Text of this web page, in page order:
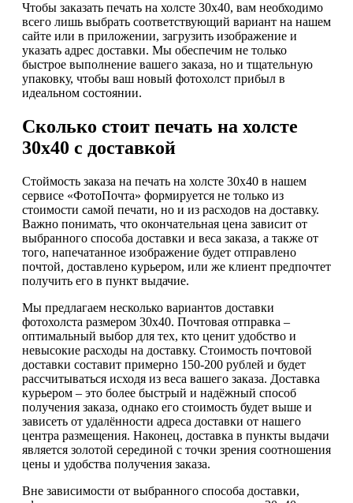
Чтобы заказать печать на холсте 30х40, вам необходимо
всего лишь выбрать соответствующий вариант на нашем
сайте или в приложении, загрузить изображение и
указать адрес доставки. Мы обеспечим не только
быстрое выполнение вашего заказа, но и тщательную
упаковку, чтобы ваш новый фотохолст прибыл в
идеальном состоянии.
Сколько стоит печать на холсте
30х40 с доставкой
Стоймость заказа на печать на холсте 30х40 в нашем
сервисе «ФотоПочта» формируется не только из
стоимости самой печати, но и из расходов на доставку.
Важно понимать, что окончательная цена зависит от
выбранного способа доставки и веса заказа, а также от
того, напечатанное изображение будет отправлено
почтой, доставлено курьером, или же клиент предпочтет
получить его в пункт выдачие.
Мы предлагаем несколько вариантов доставки
фотохолста размером 30х40. Почтовая отправка –
оптимальный выбор для тех, кто ценит удобство и
невысокие расходы на доставку. Стоимость почтовой
доставки составит примерно 150-200 рублей и будет
рассчитываться исходя из веса вашего заказа. Доставка
курьером – это более быстрый и надёжный способ
получения заказа, однако его стоимость будет выше и
зависеть от удалённости адреса доставки от нашего
центра размещения. Наконец, доставка в пункты выдачи
является золотой серединой с точки зрения соотношения
цены и удобства получения заказа.
Вне зависимости от выбранного способа доставки,